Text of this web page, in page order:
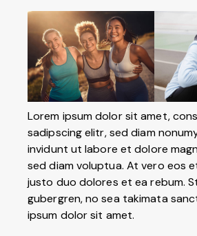
Lorem ipsum dolor sit amet,
sadipscing elitr, sed diam
invidunt ut labore et dolore
sed diam voluptua. At vero eos
justo duo dolores et ea rebum.
gubergren, no sea takimata
ipsum dolor sit amet.